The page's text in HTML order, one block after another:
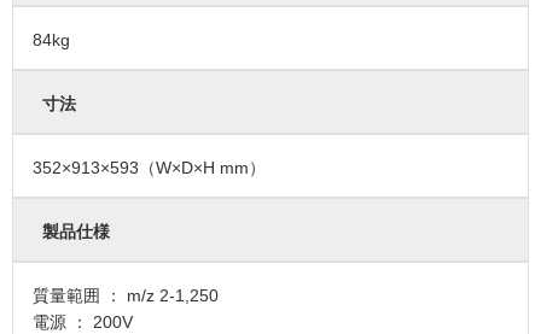
84kg
寸法
352×913×593（W×D×H mm）
製品仕様
質量範囲 ： m/z 2-1,250
電源 ： 200V